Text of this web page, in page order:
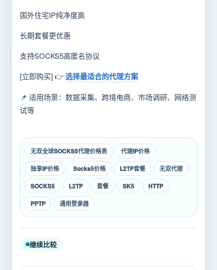
国外住宅IP纯净度高
长期套餐更优惠
支持SOCKS5高匿名协议
[立即购买] 👉选择最适合的代理方案
📌 适用场景：数据采集、跨境电商、市场调研、网络测
试等
无双全球SOCKS5代理价格表
代理IP价格
独享IP价格
Socks5价格 L2TP套餐
无双代理
SOCKS5
L2TP 套餐 SK5
HTTP
PPTP
通用登录器
继续比较